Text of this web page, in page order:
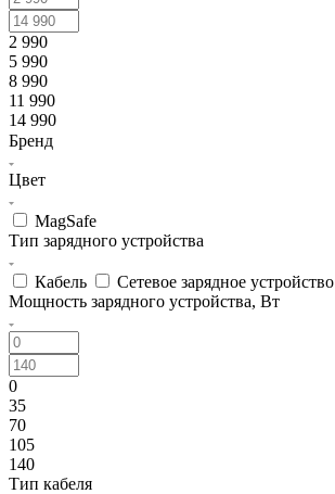
2 990
5 990
8 990
11 990
14 990
Бренд
Цвет
MagSafe
Тип зарядного устройства
Кабель
Сетевое зарядное устройство
Мощность зарядного устройства, Вт
0
35
70
105
140
Тип кабеля